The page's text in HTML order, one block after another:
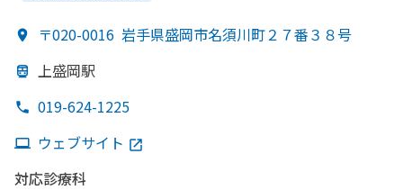
〒020-0016 岩手県盛岡市名須川町２７番３８号
上盛岡駅
019-624-1225
ウェブサイト
対応診療科